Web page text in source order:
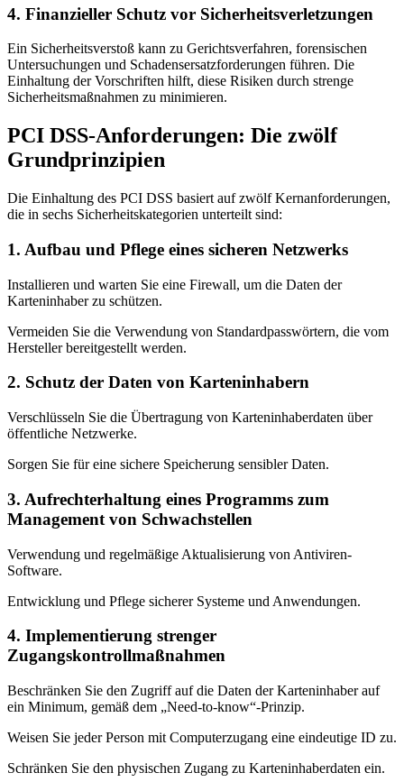
4. Finanzieller Schutz vor Sicherheitsverletzungen
Ein Sicherheitsverstoß kann zu Gerichtsverfahren, forensischen
Untersuchungen und Schadensersatzforderungen führen. Die
Einhaltung der Vorschriften hilft, diese Risiken durch strenge
Sicherheitsmaßnahmen zu minimieren.
PCI DSS-Anforderungen: Die zwölf
Grundprinzipien
Die Einhaltung des PCI DSS basiert auf zwölf Kernanforderungen,
die in sechs Sicherheitskategorien unterteilt sind:
1. Aufbau und Pflege eines sicheren Netzwerks
Installieren und warten Sie eine Firewall, um die Daten der
Karteninhaber zu schützen.
Vermeiden Sie die Verwendung von Standardpasswörtern, die vom
Hersteller bereitgestellt werden.
2. Schutz der Daten von Karteninhabern
Verschlüsseln Sie die Übertragung von Karteninhaberdaten über
öffentliche Netzwerke.
Sorgen Sie für eine sichere Speicherung sensibler Daten.
3. Aufrechterhaltung eines Programms zum
Management von Schwachstellen
Verwendung und regelmäßige Aktualisierung von Antiviren-
Software.
Entwicklung und Pflege sicherer Systeme und Anwendungen.
4. Implementierung strenger
Zugangskontrollmaßnahmen
Beschränken Sie den Zugriff auf die Daten der Karteninhaber auf
ein Minimum, gemäß dem „Need-to-know“-Prinzip.
Weisen Sie jeder Person mit Computerzugang eine eindeutige ID zu.
Schränken Sie den physischen Zugang zu Karteninhaberdaten ein.